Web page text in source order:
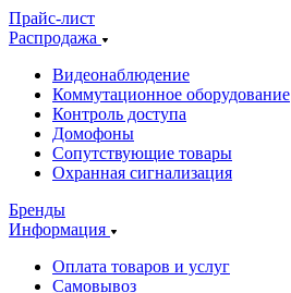
Прайс-лист
Распродажа
Видеонаблюдение
Коммутационное оборудование
Контроль доступа
Домофоны
Сопутствующие товары
Охранная сигнализация
Бренды
Информация
Оплата товаров и услуг
Самовывоз